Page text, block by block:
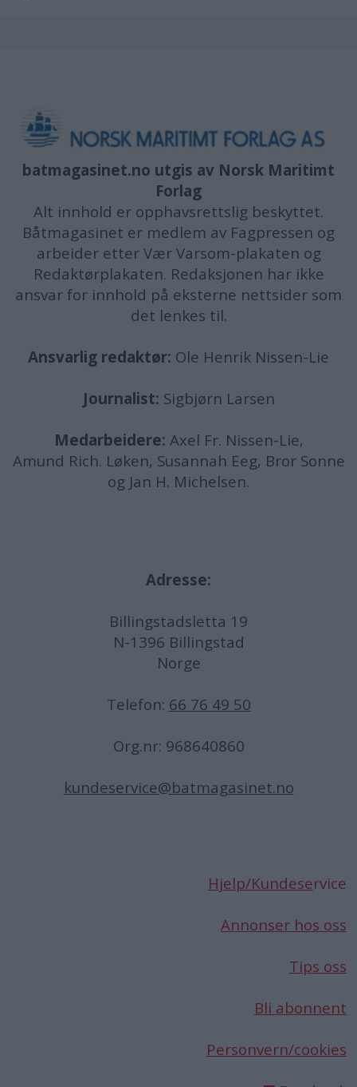
batmagasinet.no utgis av Norsk Maritimt
Forlag
Alt innhold er opphavsrettslig beskyttet.
Båtmagasinet er medlem av Fagpressen og
arbeider etter Vær Varsom-plakaten og
Redaktørplakaten. Redaksjonen har ikke
ansvar for innhold på eksterne nettsider som
det lenkes til.
Ansvarlig redaktør: Ole Henrik Nissen-Lie
Journalist: Sigbjørn Larsen
Medarbeidere: Axel Fr. Nissen-Lie,
Amund Rich. Løken, Susannah Eeg, Bror Sonne
og Jan H. Michelsen.
Adresse:
Billingstadsletta 19
N-1396 Billingstad
Norge
Telefon: 66 76 49 50
Org.nr: 968640860
kundeservice@batmagasinet.no
Hjelp/Kundeservice
Annonser hos oss
Tips oss
Bli abonnent
Personvern/cookies